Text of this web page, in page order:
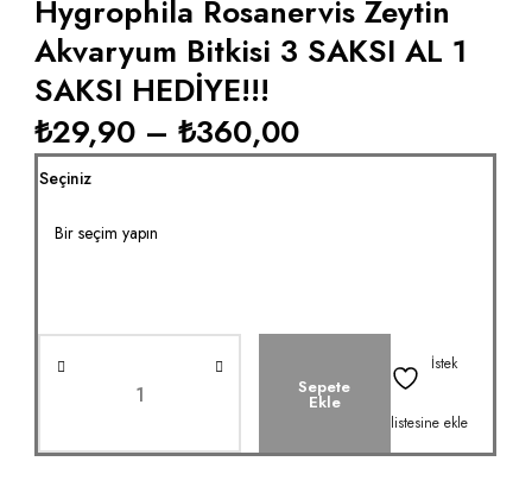
Hygrophila Rosanervis Zeytin
Akvaryum Bitkisi 3 SAKSI AL 1
SAKSI HEDİYE!!!
₺29,90 – ₺360,00
Seçiniz
Sepete
Ekle
İstek
listesine ekle